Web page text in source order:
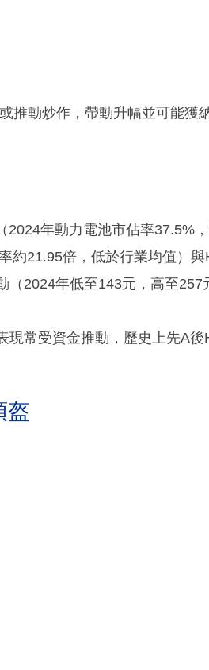
推動炒作，帶動升幅並可能獲
年動力電池市佔率37.5%
約21.95倍，低於行業均值）與
（2024年低至143元，高至257
常受資金推動，歷史上先A後
盔